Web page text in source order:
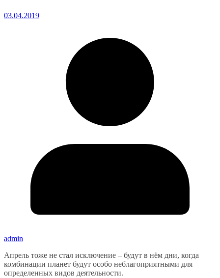
03.04.2019
admin
Апрель тоже не стал исключение – будут в нём дни, когда
комбинации планет будут особо неблагоприятными для
определенных видов деятельности.